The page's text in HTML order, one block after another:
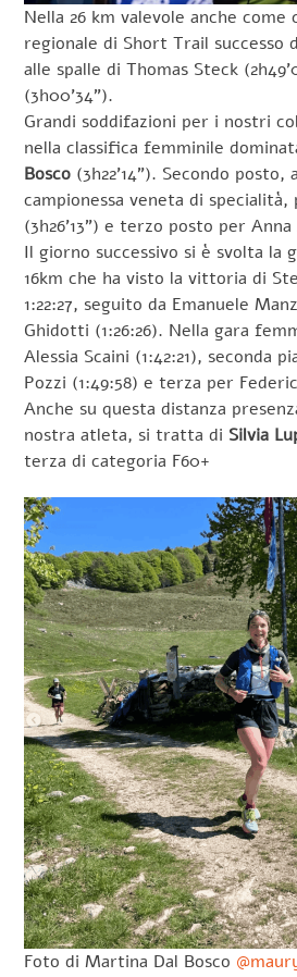
Nella 26 km valevole anche come
regionale di Short Trail successo
alle spalle di Thomas Steck
(3h00’34”).
Grandi soddifazioni per i nostri
nella classifica femminile
Bosco (3h22’14”). Secondo
campionessa veneta di
(3h26’13”) e terzo posto per Anna
Il giorno successivo si è svolta la
16km che ha visto la vittoria di
1:22:27, seguito da Emanuele
Ghidotti (1:26:26). Nella gara
Alessia Scaini (1:42:21), seconda
Pozzi (1:49:58) e terza per
Anche su questa distanza
nostra atleta, si tratta di Silvia
terza di categoria F60+
Foto di Martina Dal Bosco